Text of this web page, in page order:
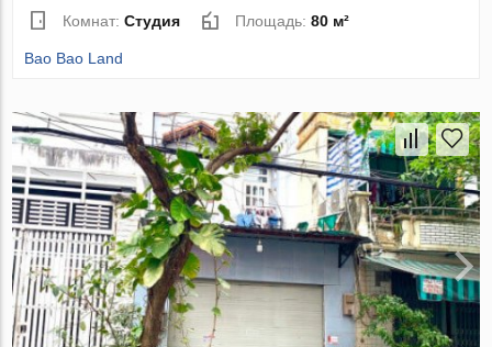
Комнат:Студия Площадь:80 м²
Bao Bao Land